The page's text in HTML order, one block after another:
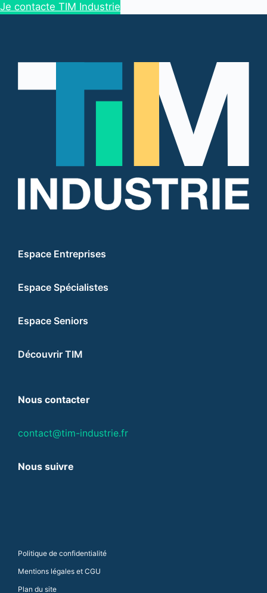
Je contacte TIM Industrie
Espace Entreprises
Espace Spécialistes
Espace Seniors
Découvrir TIM
Nous contacter
contact@tim-industrie.fr
Nous suivre
Politique de confidentialité
Mentions légales et CGU
Plan du site